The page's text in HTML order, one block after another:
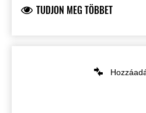
TUDJON MEG TÖBBET